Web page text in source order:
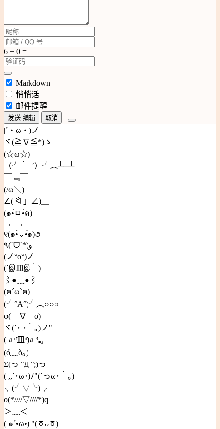
Markdown
悄悄话
邮件提醒
发送 编辑 取消
|´・ω・)ノ
ヾ(≧∇≦*)ゝ
(☆ω☆)
（╯‵□′）╯︵┴─┴
￣﹃￣
(/ω＼)
∠( ᐛ 」∠)＿
(๑•̀ㅁ•́ฅ)
→_→
୧(๑•̀⌄•́๑)૭
٩(ˊᗜˋ*)و
(ノ°ο°)ノ
(´இ皿இ｀)
⌇●﹏●⌇
(ฅ´ω`ฅ)
(╯°A°)╯︵○○○
φ(￣∇￣o)
ヾ(´･ ･｀｡)ノ"
( ง ᵒ̌皿ᵒ̌)ง⁼³₌₃
(ó﹏ò｡)
Σ(っ °Д °;)っ
( ,,´･ω･)ﾉ"(´っω･｀｡)
╮(╯▽╰)╭
o(*////▽////*)q
＞﹏＜
( ๑´•ω•) "(ㆆᴗㆆ)